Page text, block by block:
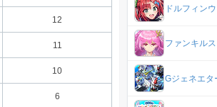
12
11
10
6
ドルフィン
ファンキル
Gジェネエタ